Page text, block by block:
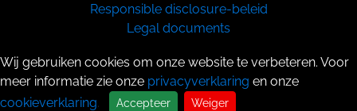
Responsible disclosure-beleid
Legal documents
Copyright 2026
Wij gebruiken cookies om onze website te verbeteren. Voor
meer informatie zie onze privacyverklaring en onze
cookieverklaring
Accepteer Weiger